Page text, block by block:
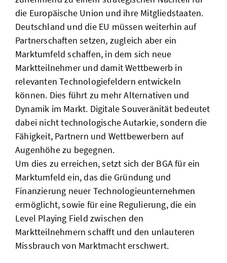
die Europäische Union und ihre Mitgliedstaaten.
Deutschland und die EU müssen weiterhin auf
Partnerschaften setzen, zugleich aber ein
Marktumfeld schaffen, in dem sich neue
Marktteilnehmer und damit Wettbewerb in
relevanten Technologiefeldern entwickeln
können. Dies führt zu mehr Alternativen und
Dynamik im Markt. Digitale Souveränität bedeutet
dabei nicht technologische Autarkie, sondern die
Fähigkeit, Partnern und Wettbewerbern auf
Augenhöhe zu begegnen.
Um dies zu erreichen, setzt sich der BGA für ein
Marktumfeld ein, das die Gründung und
Finanzierung neuer Technologieunternehmen
ermöglicht, sowie für eine Regulierung, die ein
Level Playing Field zwischen den
Marktteilnehmern schafft und den unlauteren
Missbrauch von Marktmacht erschwert.